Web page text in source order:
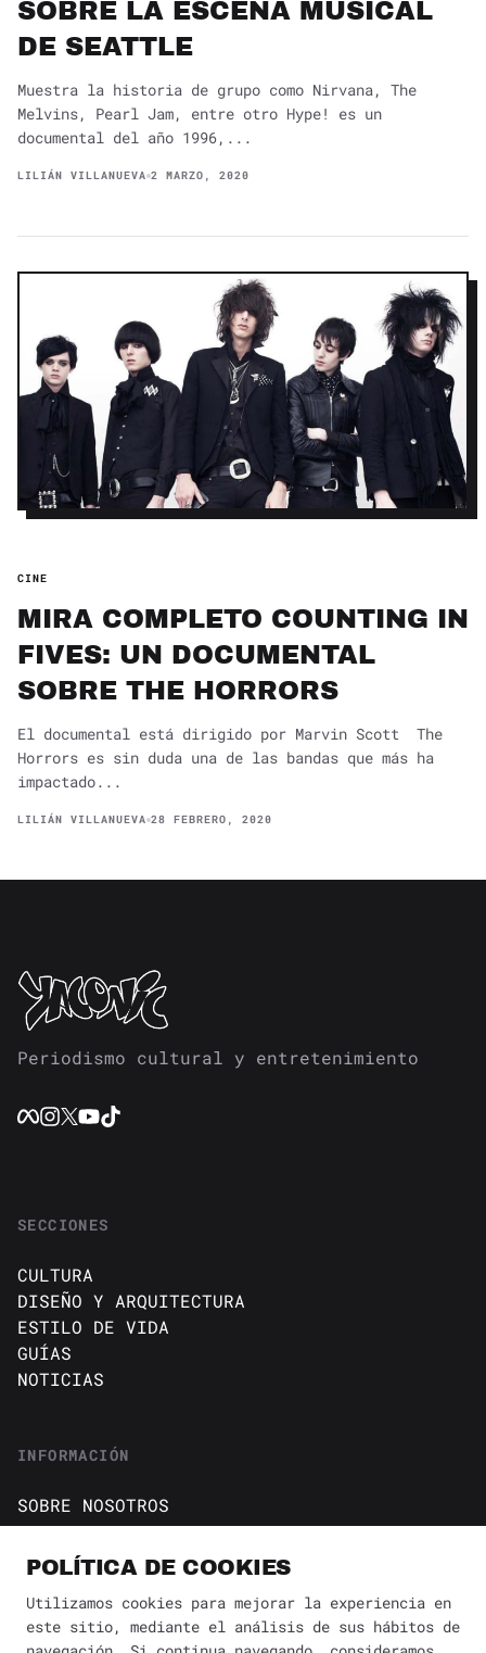
SOBRE LA ESCENA MUSICAL
DE SEATTLE
Muestra la historia de grupo como Nirvana, The
Melvins, Pearl Jam, entre otro Hype! es un
documental del año 1996,...
LILIÁN VILLANUEVA 2 MARZO, 2020
CINE
MIRA COMPLETO COUNTING IN
FIVES: UN DOCUMENTAL
SOBRE THE HORRORS
El documental está dirigido por Marvin Scott The
Horrors es sin duda una de las bandas que más ha
impactado...
LILIÁN VILLANUEVA 28 FEBRERO, 2020
Periodismo cultural y entretenimiento
SECCIONES
CULTURA
DISEÑO Y ARQUITECTURA
ESTILO DE VIDA
GUÍAS
NOTICIAS
INFORMACIÓN
SOBRE NOSOTROS
CONTACTO
Política de cookies
AVISO DE PRIVACIDAD
BÚSQUEDA
POLÍTICA DE COOKIES
Utilizamos cookies para mejorar la experiencia en
este sitio, mediante el análisis de sus hábitos de